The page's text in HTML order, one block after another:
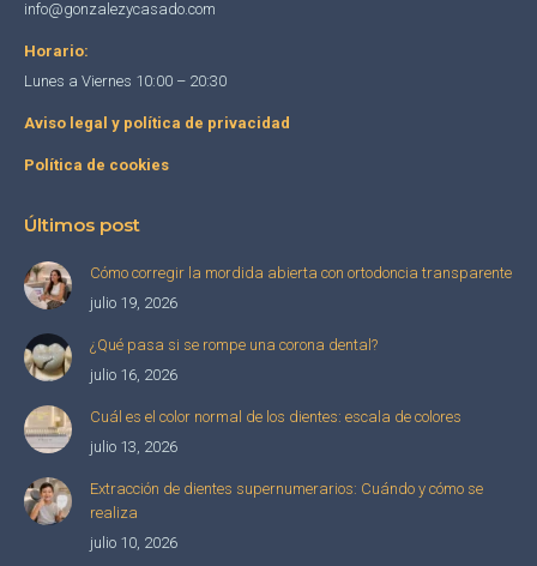
info@gonzalezycasado.com
Horario:
Lunes a Viernes 10:00 – 20:30
Aviso legal y política de privacidad
Política de cookies
Últimos post
Cómo corregir la mordida abierta con ortodoncia transparente
julio 19, 2026
¿Qué pasa si se rompe una corona dental?
julio 16, 2026
Cuál es el color normal de los dientes: escala de colores
julio 13, 2026
Extracción de dientes supernumerarios: Cuándo y cómo se
realiza
julio 10, 2026